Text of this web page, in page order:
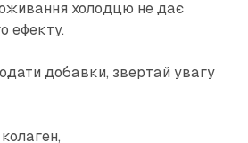
холодцю не дає
ефекту.
добавки, звертай увагу